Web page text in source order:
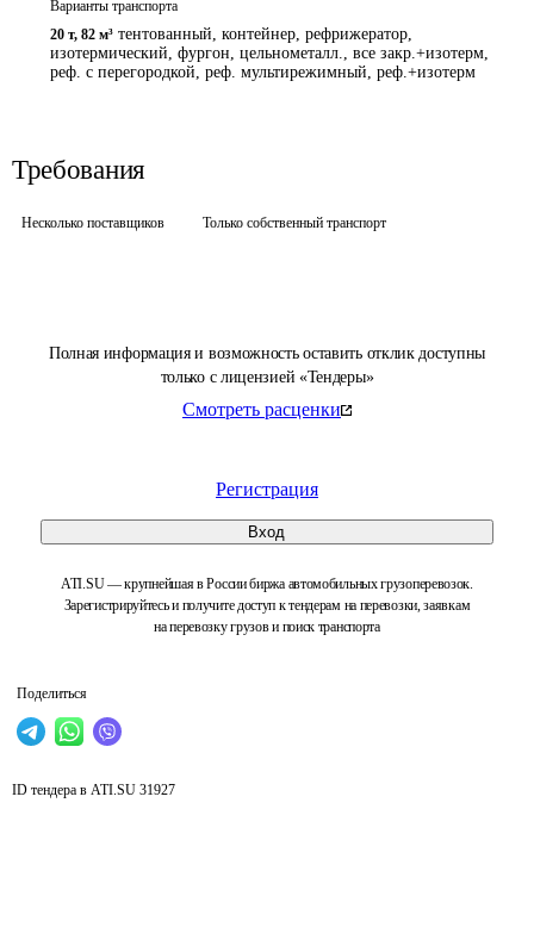
Полная информация и возможность оставить отклик доступны
только с лицензией «Тендеры»
Смотреть расценки
Регистрация
Вход
ATI.SU — крупнейшая в России биржа автомобильных грузоперевозок.
Зарегистрируйтесь и получите доступ к тендерам на перевозки, заявкам
на перевозку грузов и поиск транспорта
Поделиться
Варианты транспорта
20 т, 82 м³ тентованный, контейнер, рефрижератор,
изотермический, фургон, цельнометалл., все закр.+изотерм,
реф. с перегородкой, реф. мультирежимный, реф.+изотерм
Требования
Несколько поставщиков Только собственный транспорт
ID тендера в ATI.SU 31927